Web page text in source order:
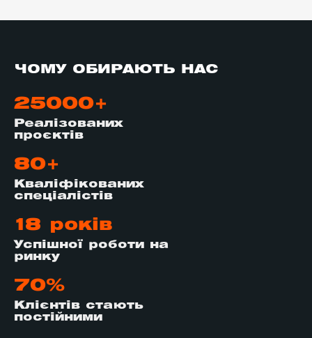
ЧОМУ ОБИРАЮТЬ НАС
25000+
Реалізованих
проєктів
80+
Кваліфікованих
спеціалістів
18 років
Успішної роботи на
ринку
70%
Клієнтів стають
постійними